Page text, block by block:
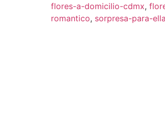
flores-a-domicilio-cdmx,
romantico, sorpresa-para-ella